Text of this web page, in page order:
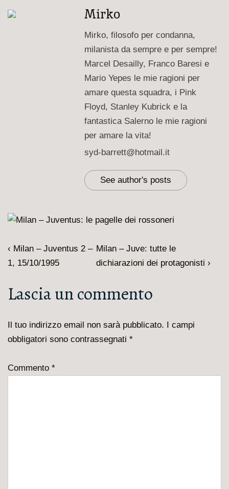
Mirko
Mirko, filosofo per condanna,
milanista da sempre e per sempre!
Marcel Desailly, Franco Baresi e
Mario Yepes le mie ragioni per
amare questa squadra, i Pink
Floyd, Stanley Kubrick e la
fantastica Salerno le mie ragioni
per amare la vita!
syd-barrett@hotmail.it
See author's posts
Navigazione
articoli
L'articolo
precedente
‹ Milan – Juventus 2 –
1, 15/10/1995
Il
prossimo
è
Milan – Juve: tutte le
dichiarazioni dei protagonisti ›
Lascia un commento
Il tuo indirizzo email non sarà pubblicato. I campi
obbligatori sono contrassegnati *
Commento *